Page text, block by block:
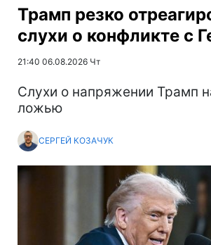
Трамп резко
слухи о конфликте с
21:40 06.08.2026 Чт
Слухи о напряжении Трамп
ложью
СЕРГЕЙ КОЗАЧУК